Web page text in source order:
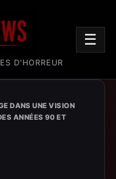
D'HORREUR
☰
DANS UNE VISION
ANNÉES 90 ET